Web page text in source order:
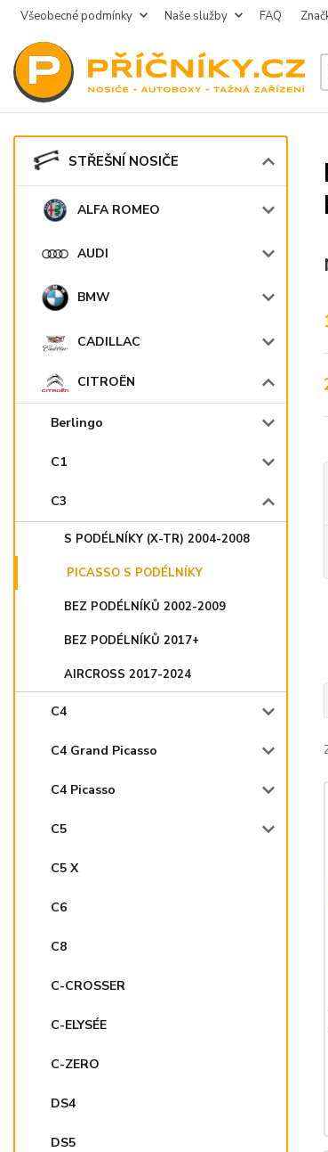
Všeobecné podmínky Naše služby FAQ
STŘEŠNÍ NOSIČE
ALFA ROMEO
AUDI
BMW
CADILLAC
CITROËN
Berlingo
C1
C3
S PODÉLNÍKY (X-TR) 2004-2008
PICASSO S PODÉLNÍKY
BEZ PODÉLNÍKŮ 2002-2009
BEZ PODÉLNÍKŮ 2017+
AIRCROSS 2017-2024
C4
C4 Grand Picasso
C4 Picasso
C5
C5 X
C6
C8
C-CROSSER
C-ELYSÉE
C-ZERO
DS4
DS5